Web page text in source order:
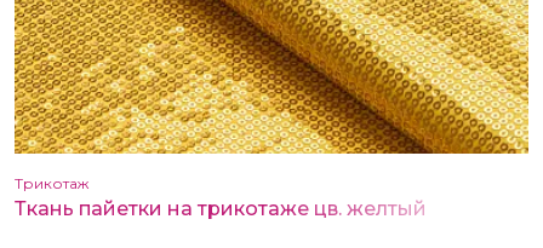
Трикотаж
Ткань пайетки на трикотаже цв. желтый